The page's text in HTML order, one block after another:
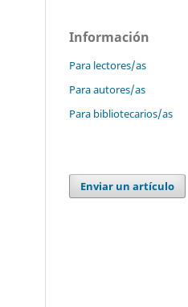
Información
Para lectores/as
Para autores/as
Para bibliotecarios/as
Enviar un artículo